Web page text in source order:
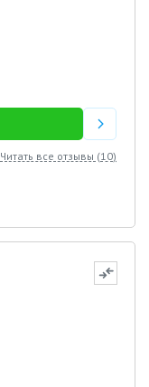
Читать все отзывы (10)